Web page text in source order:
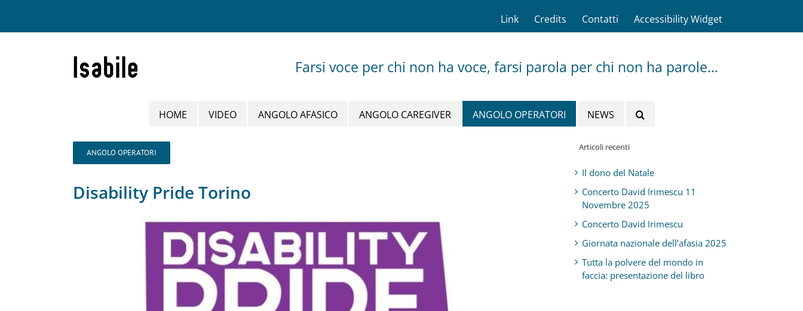
contenuto
Link Credits Contatti Accessibility Widget
Farsi voce per chi non ha voce, farsi parola per chi non ha parole…
HOME VIDEO ANGOLO AFASICO ANGOLO CAREGIVER ANGOLO OPERATORI NEWS
ANGOLO OPERATORI
Disability Pride Torino
Articoli recenti
Il dono del Natale
Concerto David Irimescu 11
Novembre 2025
Concerto David Irimescu
Giornata nazionale dell’afasia 2025
Tutta la polvere del mondo in
faccia: presentazione del libro